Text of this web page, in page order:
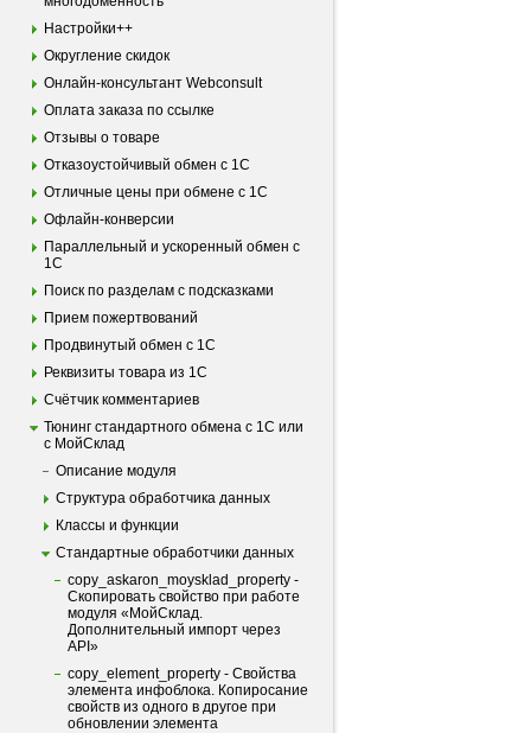
Настройки++
Округление скидок
Онлайн-консультант Webconsult
Оплата заказа по ссылке
Отзывы о товаре
Отказоустойчивый обмен с 1С
Отличные цены при обмене с 1С
Офлайн-конверсии
Параллельный и ускоренный обмен с
1С
Поиск по разделам с подсказками
Прием пожертвований
Продвинутый обмен с 1С
Реквизиты товара из 1С
Счётчик комментариев
Тюнинг стандартного обмена с 1С или
с МойСклад
Описание модуля
Структура обработчика данных
Классы и функции
Стандартные обработчики данных
copy_askaron_moysklad_property -
Скопировать свойство при работе
модуля «МойСклад.
Дополнительный импорт через
API»
copy_element_property - Свойства
элемента инфоблока. Копиросание
свойств из одного в другое при
обновлении элемента